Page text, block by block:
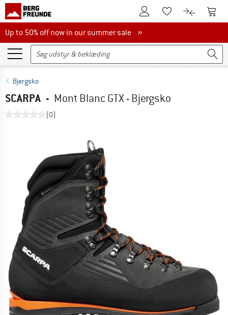
Til kundekontoenTil huskesedlen.
Til Til
Up to 50% off now in our summer sale
Up to 50% off now in our summer sale »
Bjergsko
SCARPA - Mont Blanc GTX - Bjergsko
(0)